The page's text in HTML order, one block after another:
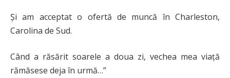
Și am acceptat o ofertă de muncă în Charleston,
Carolina de Sud.
Când a răsărit soarele a doua zi, vechea mea viață
rămăsese deja în urmă…”